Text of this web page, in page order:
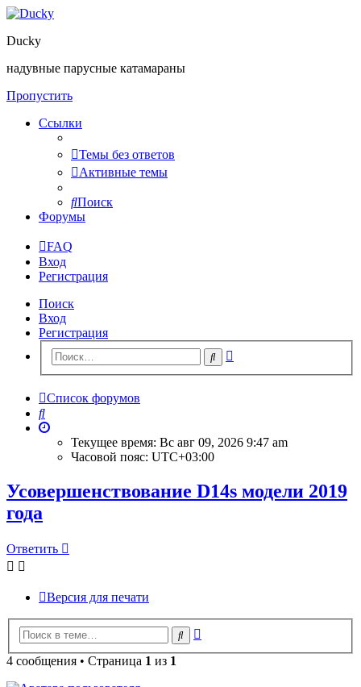
Ducky
надувные парусные катамараны
Пропустить
Ссылки
Темы без ответов
Активные темы
Поиск
Форумы
FAQ
Вход
Регистрация
Поиск
Вход
Регистрация
Поиск
Список форумов
Поиск
Текущее время: Вс авг 09, 2026 9:47 am
Часовой пояс: UTC+03:00
Усовершенствование D14s модели 2019
года
Ответить
Версия для печати
Поиск
4 сообщения • Страница 1 из 1